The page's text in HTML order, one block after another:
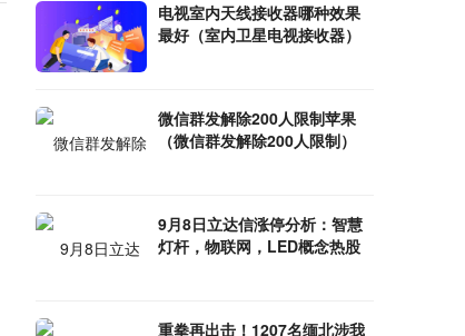
电视室内天线接收器哪种效果
最好（室内卫星电视接收器）
微信群发解除200人限制苹果
（微信群发解除200人限制）
9月8日立达信涨停分析：智慧
灯杆，物联网，LED概念热股
重拳再出击！1207名缅北涉我